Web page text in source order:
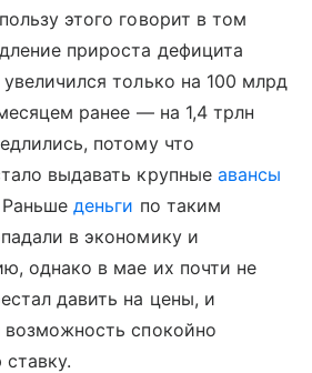
этого говорит в том
прироста дефицита
только на 100 млрд
ранее — на 1,4 трлн
потому что
выдавать крупные авансы
Раньшеденьги по таким
в экономику и
однако в мае их почти не
давить на цены, и
возможность спокойно